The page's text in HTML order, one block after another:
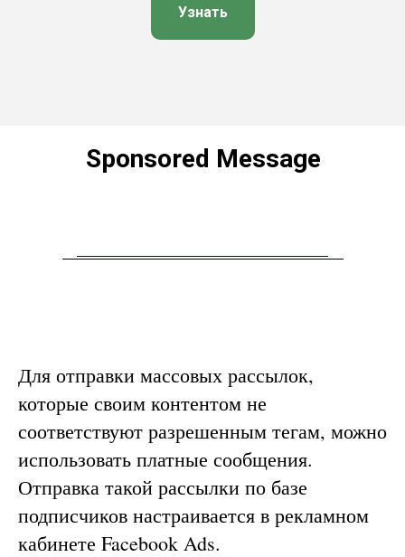
Узнать
Sponsored Message
Для отправки массовых рассылок,
которые своим контентом не
соответствуют разрешенным тегам, можно
использовать платные сообщения.
Отправка такой рассылки по базе
подписчиков настраивается в рекламном
кабинете Facebook Ads.